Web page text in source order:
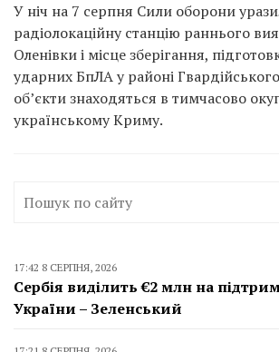
У ніч на 7 серпня Сили оборони
радіолокаційну станцію раннього
Оленівки і місце зберігання,
ударних БпЛА у районі
об’єкти знаходяться в тимчасово
українському Криму.
17:42 8 СЕРПНЯ, 2026
Сербія виділить €2 млн на
України – Зеленський